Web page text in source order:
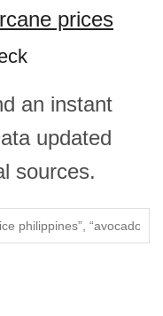
prices
an instant
updated
sources.